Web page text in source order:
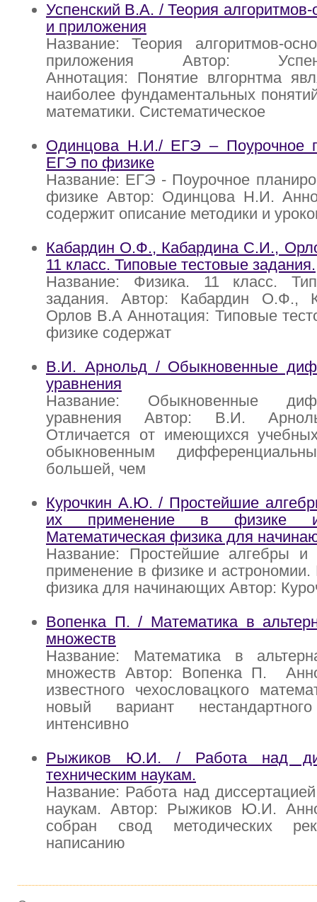
Успенский В.А. / Теория
и приложения
Название: Теория алгоритмов-
приложения Автор:
Аннотация: Понятие влгорнтма
наиболее фундаментальных
математики. Систематическое
Одинцова Н.И./ ЕГЭ – Поурочное
ЕГЭ по физике
Название: ЕГЭ - Поурочное
физике Автор: Одинцова Н.И.
содержит описание методики и
Кабардин О.Ф., Кабардина С.И.,
11 класс. Типовые тестовые задания.
Название: Физика. 11 класс.
задания. Автор: Кабардин О.Ф.,
Орлов В.А Аннотация: Типовые
физике содержат
В.И. Арнольд / Обыкновенные
уравнения
Название: Обыкновенные
уравнения Автор: В.И.
Отличается от имеющихся
обыкновенным
большей, чем
Курочкин А.Ю. / Простейшие
их применение в физике и
Математическая физика для
Название: Простейшие алгебры и
применение в физике и астрономии.
физика для начинающих Автор:
Вопенка П. / Математика в
множеств
Название: Математика в
множеств Автор: Вопенка П.
известного чехословацкого
новый вариант
интенсивно
Рыжиков Ю.И. / Работа над
техническим наукам.
Название: Работа над
наукам. Автор: Рыжиков Ю.И.
собран свод методических
написанию